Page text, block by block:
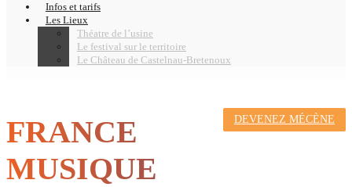
Infos et tarifs
Les Lieux
Théatre de l’usine
Le festival sur le territoire
Le Château de Castelnau-Bretenoux
DEVENEZ MÉCÈNE
FRANCE
MUSIQUE